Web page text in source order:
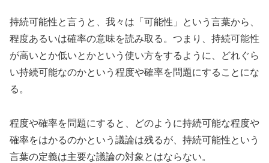
持続可能性と言うと、我々は「可能性」という言葉から、
程度あるいは確率の意味を読み取る。つまり、持続可能性
が高いとか低いとかという使い方をするように、どれぐら
い持続可能なのかという程度や確率を問題にすることにな
る。
程度や確率を問題にすると、どのように持続可能な程度や
確率をはかるのかという議論は残るが、持続可能性という
言葉の定義は主要な議論の対象とはならない。